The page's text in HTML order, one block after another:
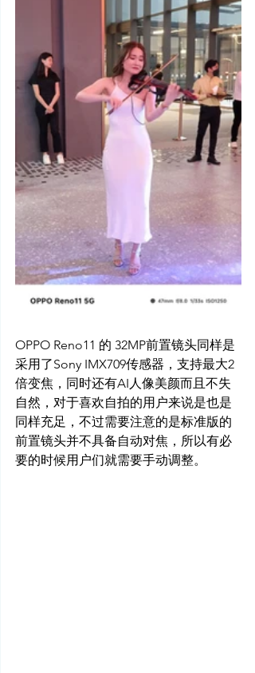
OPPO Reno11 的 32MP前置镜头同样是
采用了Sony IMX709传感器，支持最大2
倍变焦，同时还有AI人像美颜而且不失
自然，对于喜欢自拍的用户来说是也是
同样充足，不过需要注意的是标准版的
前置镜头并不具备自动对焦，所以有必
要的时候用户们就需要手动调整。